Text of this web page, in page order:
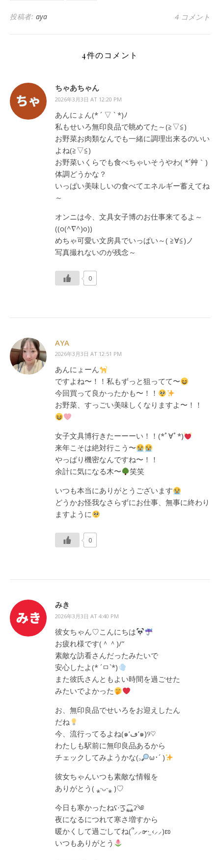
投稿者: aya 4 コメント
4件のコメント
ちゃあちゃん
2026年3月3日 AT 12:20 PM
あんにょん(* ´ ▽ ` *)ﾉ
私もせいろ無印良品で眺めてた～(≧▽≦)
お野菜お肉類なんでも一緒に調理出来るのいい
よね(≧▽≦)
お野菜いくらでも食べちゃいそうやわ( *´艸｀)
体調どうかな？
いっぱい美味しいの食べてエネルギー蓄えてね
～
オンニは今、文具女子博のお仕事来てるよ～
((o(^∇^)o))
めちゃ可愛い文房具でいっぱい～( ≧∀≦)ノ
写真撮れないのが残念～
0
AYA
2026年3月3日 AT 12:51 PM
あんにょーん
ですよね〜！！私もずっと狙ってて〜
今回買って良かったかも〜！！
お野菜、すっごい美味しくなりますよ〜！！
女子文具博行きたーーーい！！(*ﾟ∀ﾟ*)
来年こそは絶対行こう〜
やっぱり機密なんですね〜！！
余計に気になる木〜
笑笑
いつも本当にありがとうございます
どうかお怪我なさらずにお仕事、無事に終わり
ますように
0
みき
2026年3月3日 AT 4:40 PM
彼女ちゃん♡こんにちは
お疲れ様です(＾＾)/”
素敵な訪看さんだったみたいで
安心したよ(* ´ㅁ`*)
また彼氏さんともよい時間を過ごせた
みたいでよかった
お、無印良品でせいろをお迎えしたん
だね
今、流行ってるよね(๑’ڡ’๑)୨♡
わたしも駅前に無印良品あるから
チェックしてみようかな(꜆
ω･´ )
彼女ちゃんいつも素敵な情報を
ありがとう( ⁎ᵕᴗᵕ⁎ )♡
今日も寒かったねʕ·͡·̫͖ʕ⁎̯͡⁎ʔ༄
夜になるにつれて寒さ増すから
暖かくして過ごしてね(՞⸝⸝ɞ̴̶̷ ·̫ ‹⸝⸝)ಣ‎
いつもありがとう